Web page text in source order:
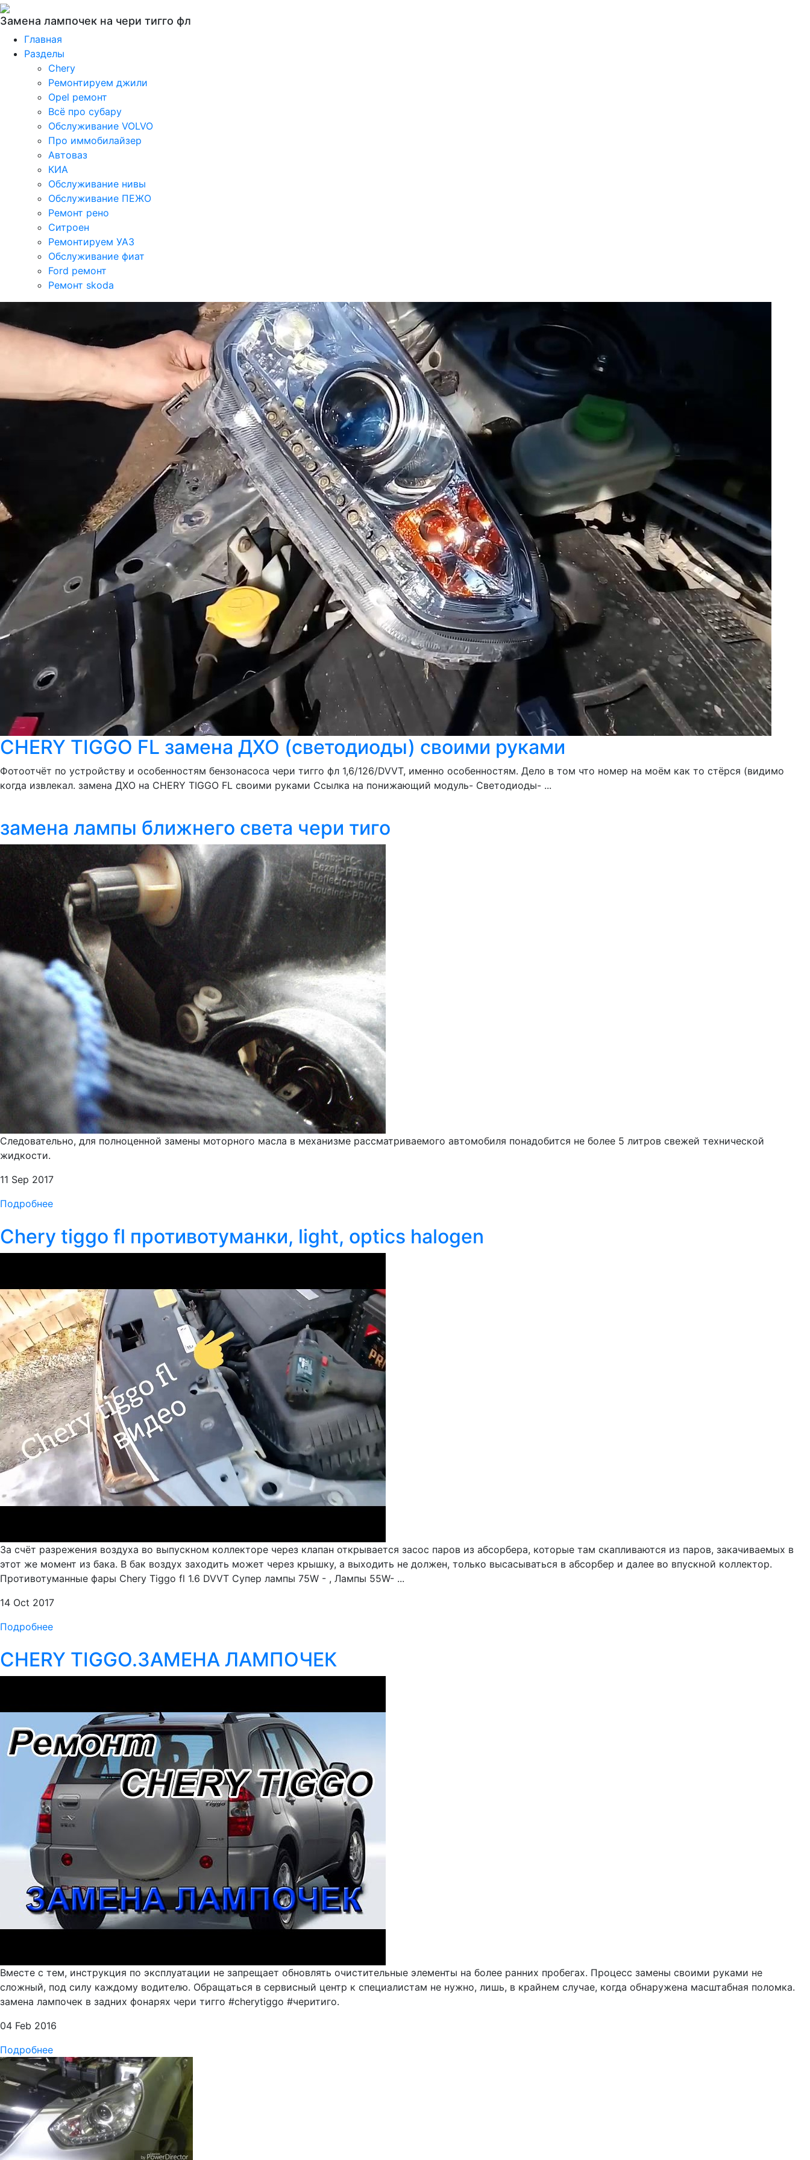
Замена лампочек на чери тигго фл
Главная
Разделы
Chery
Ремонтируем джили
Opel ремонт
Всё про субару
Обслуживание VOLVO
Про иммобилайзер
Автоваз
КИА
Обслуживание нивы
Обслуживание ПЕЖО
Ремонт рено
Ситроен
Ремонтируем УАЗ
Обслуживание фиат
Ford ремонт
Ремонт skoda
CHERY TIGGO FL замена ДХО (светодиоды) своими руками
Фотоотчёт по устройству и особенностям бензонасоса чери тигго фл 1,6/126/DVVT, именно особенностям. Дело в том что номер на моём как то стёрся (видимо
когда извлекал. замена ДХО на CHERY TIGGO FL своими руками Ссылка на понижающий модуль- Светодиоды- ...
замена лампы ближнего света чери тиго
Следовательно, для полноценной замены моторного масла в механизме рассматриваемого автомобиля понадобится не более 5 литров свежей технической
жидкости.
11 Sep 2017
Подробнее
Chery tiggo fl противотуманки, light, optics halogen
За счёт разрежения воздуха во выпускном коллекторе через клапан открывается засос паров из абсорбера, которые там скапливаются из паров, закачиваемых в
этот же момент из бака. В бак воздух заходить может через крышку, а выходить не должен, только высасываться в абсорбер и далее во впускной коллектор.
Противотуманные фары Chery Tiggo fl 1.6 DVVT Супер лампы 75W - , Лампы 55W- ...
14 Oct 2017
Подробнее
CHERY TIGGO.ЗАМЕНА ЛАМПОЧЕК
Вместе с тем, инструкция по эксплуатации не запрещает обновлять очистительные элементы на более ранних пробегах. Процесс замены своими руками не
сложный, под силу каждому водителю. Обращаться в сервисный центр к специалистам не нужно, лишь, в крайнем случае, когда обнаружена масштабная поломка.
замена лампочек в задних фонарях чери тигго #cherytiggo #черитиго.
04 Feb 2016
Подробнее